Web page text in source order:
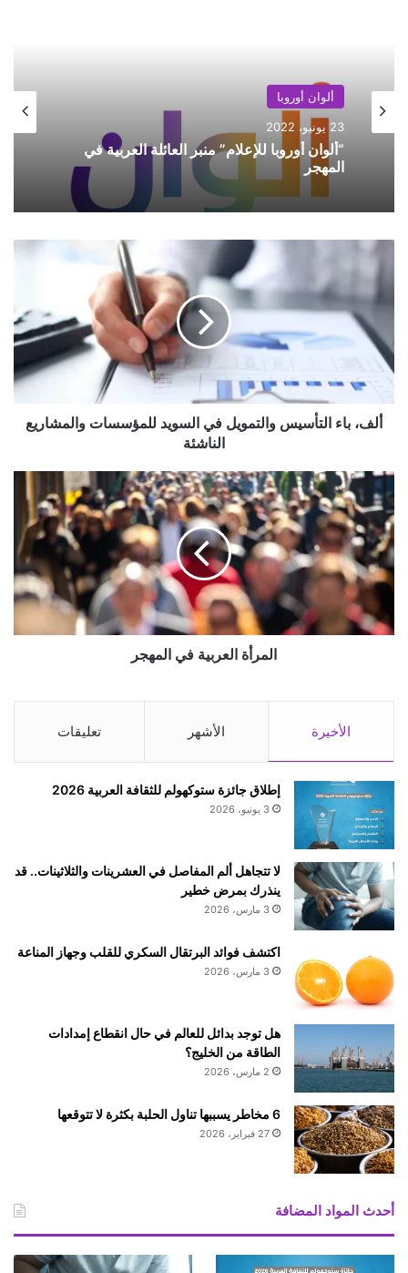
ألوان أوروبا
23 يونيو، 2022
“ألوان أوروبا للإعلام” منبر العائلة العربية في
المهجر
ألف،
والتمويل
السويد
للمؤسسات
والمشاريع
الناشئة
ألف، باء التأسيس والتمويل في السويد للمؤسسات والمشاريع
الناشئة
المرأة
العربية
في
المهجر
المرأة العربية في المهجر
الأخيرة الأشهر تعليقات
إطلاق جائزة ستوكهولم للثقافة العربية 2026
3 يونيو، 2026
لا تتجاهل ألم المفاصل في العشرينات والثلاثينات.. قد
ينذرك بمرض خطير
3 مارس، 2026
اكتشف فوائد البرتقال السكري للقلب وجهاز المناعة
3 مارس، 2026
هل توجد بدائل للعالم في حال انقطاع إمدادات
الطاقة من الخليج؟
2 مارس، 2026
6 مخاطر يسببها تناول الحلبة بكثرة لا تتوقعها
27 فبراير، 2026
أحدث المواد المضافة